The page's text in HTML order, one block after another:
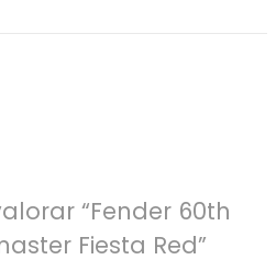
“Fender 60th
Fiesta Red”